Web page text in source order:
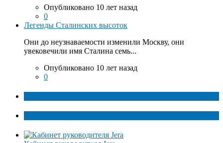
Опубликовано 10 лет назад
0
Легенды Сталинских высоток
Они до неузнаваемости изменили Москву, они
увековечили имя Сталина семь...
Опубликовано 10 лет назад
0